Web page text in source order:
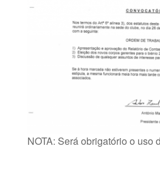
NOTA: Será obrigatório o uso